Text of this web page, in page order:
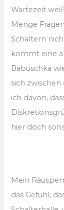
Wartezeit
Menge
Schaltern
kommt eine
Babuschka
sich zwischen
ich davon,
hier doch
Mein
das Gefühl,